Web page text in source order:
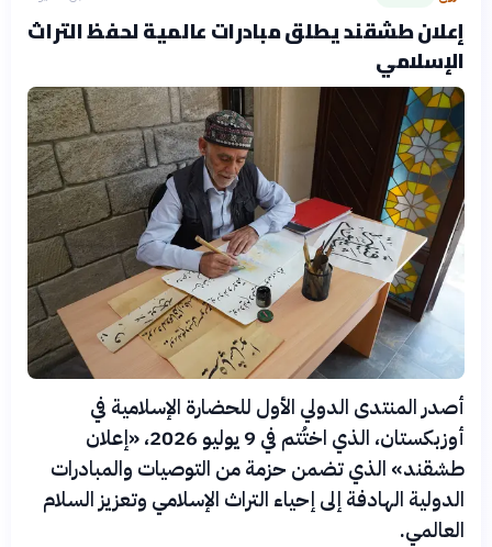
إعلان طشقند يطلق مبادرات عالمية لحفظ التراث
الإسلامي
أصدر المنتدى الدولي الأول للحضارة الإسلامية في
أوزبكستان، الذي اختُتم في 9 يوليو 2026، «إعلان
طشقند» الذي تضمن حزمة من التوصيات والمبادرات
الدولية الهادفة إلى إحياء التراث الإسلامي وتعزيز السلام
العالمي.